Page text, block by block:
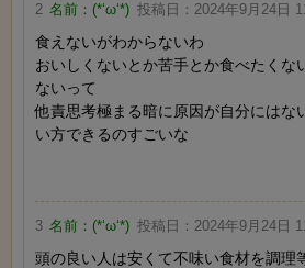
2 名前： (*‘ω‘*) 投稿日： 2024年9月24日
食えないがわからないわ
おいしくないとか苦手とか食べたくな
ないって
他責思考極まる暗に原因が自分にはな
い方できるのすごいな
3 名前： (*‘ω‘*) 投稿日： 2024年9月24日
頭の良い人は安くて不味い食材を調理